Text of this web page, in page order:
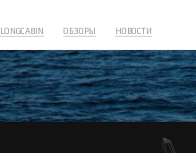
LONGCABIN ОБЗОРЫ НОВОСТИ